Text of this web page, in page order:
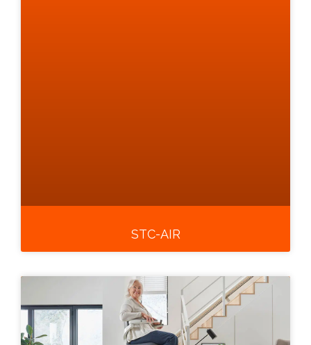
STC-AIR